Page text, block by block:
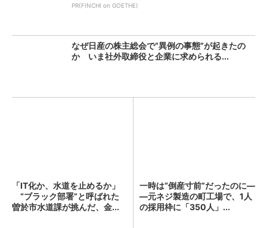
PR(FINCHI on GOETHE)
なぜ日産の株主総会で“異例の事態”が起きたの
か いま社外取締役と企業に求められる...
「IT化か、水道を止めるか」
“ブラック部署”と呼ばれた
曽於市水道課が挑んだ、金...
一時は“倒産寸前”だったのに―
―元ネジ製造の町工場で、1人
の採用枠に「350人」...